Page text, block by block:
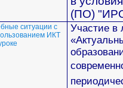
(ПО) "ИРО
ситуации с
ИКТ
Участие в